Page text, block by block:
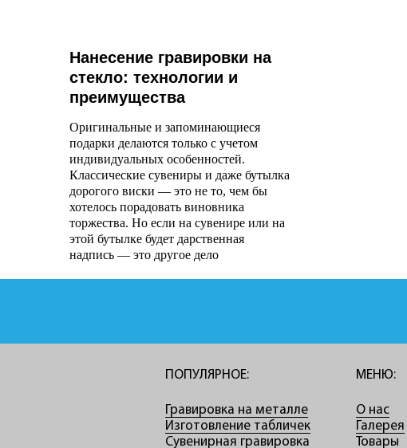
Нанесение гравировки на
стекло: технологии и
преимущества
Оригинальные и запоминающиеся
подарки делаются только с учетом
индивидуальных особенностей.
Классические сувениры и даже бутылка
дорогого виски — это не то, чем бы
хотелось порадовать виновника
торжества. Но если на сувенире или на
этой бутылке будет дарственная
надпись — это другое дело
ПОПУЛЯРНОЕ:
Гравировка на металле
Изготовление табличек
Сувенирная гравировка
МЕНЮ:
О нас
Галерея
Товары